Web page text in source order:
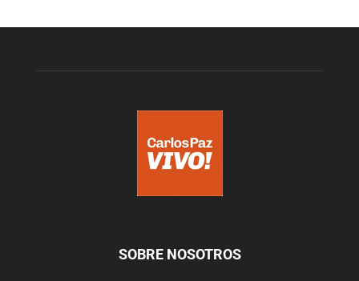
SOBRE NOSOTROS